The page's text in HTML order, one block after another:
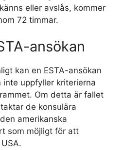
eller avslås, kommer
72 timmar.
ansökan
kan en ESTA-ansökan
inte uppfyller kriterierna
Om detta är fallet
de konsulära
amerikanska
som möjligt för att